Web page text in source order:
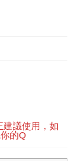
建議使用，如
的Q